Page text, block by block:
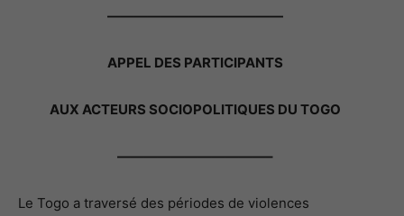
—————————————
APPEL DES PARTICIPANTS
AUX ACTEURS SOCIOPOLITIQUES DU TOGO
———————————–
Le Togo a traversé des périodes de violences